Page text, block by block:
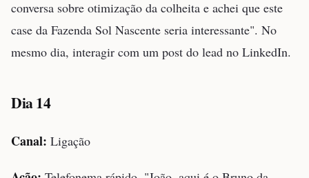
conversa sobre otimização da colheita e achei que este
case da Fazenda Sol Nascente seria interessante". No
mesmo dia, interagir com um post do lead no LinkedIn.
Dia 14
Canal: Ligação